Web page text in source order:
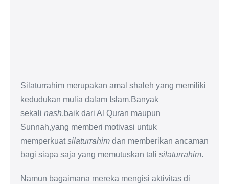
Silaturrahim merupakan amal shaleh yang memiliki
kedudukan mulia dalam Islam.Banyak
sekali nash,baik dari Al Quran maupun
Sunnah,yang memberi motivasi untuk
memperkuatsilaturrahim dan memberikan ancaman
bagi siapa saja yang memutuskan tali silaturrahim.
Namun bagaimana mereka mengisi aktivitas di